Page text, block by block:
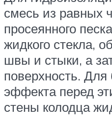
смесь из равных
просеянного
жидкого стекла,
швы и стыки, а
поверхность.
эффекта перед
стены колодца